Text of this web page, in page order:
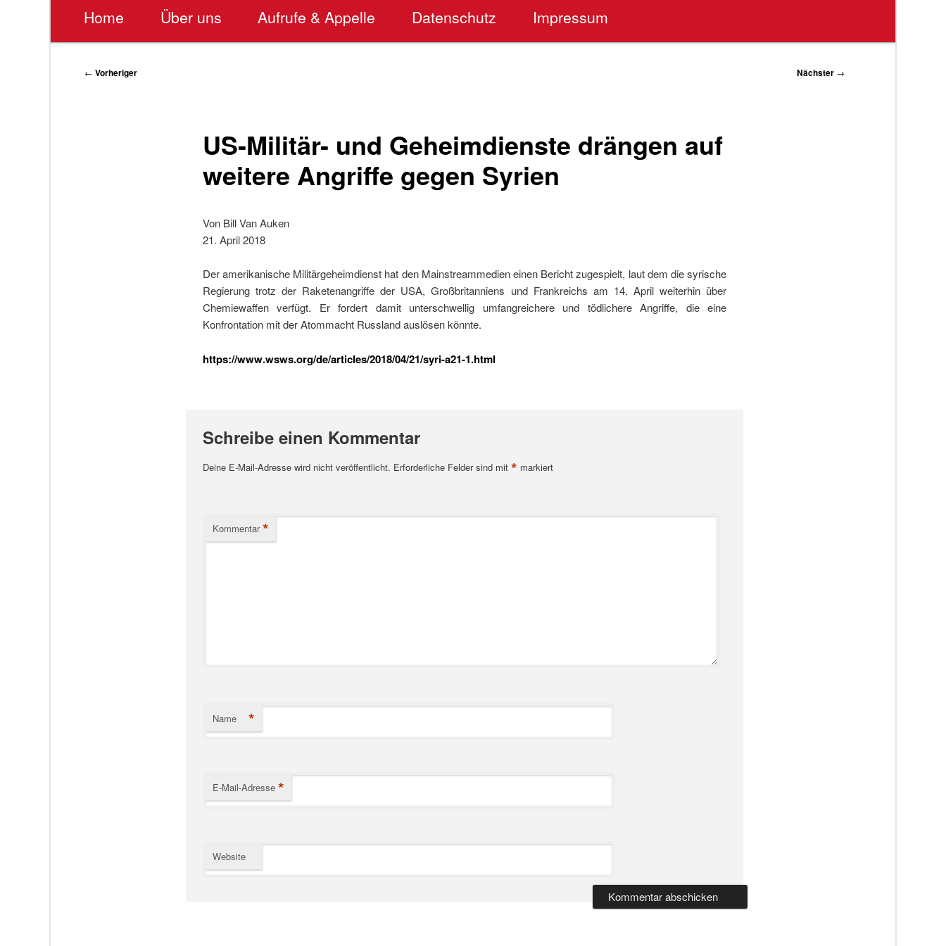
Home Über uns Aufrufe & Appelle Datenschutz Impressum
Beitragsnavigation
← Vorheriger Nächster →
US-Militär- und Geheimdienste drängen auf
weitere Angriffe gegen Syrien
Von Bill Van Auken
21. April 2018
Der amerikanische Militärgeheimdienst hat den Mainstreammedien einen Bericht zugespielt, laut dem die syrische
Regierung trotz der Raketenangriffe der USA, Großbritanniens und Frankreichs am 14. April weiterhin über
Chemiewaffen verfügt. Er fordert damit unterschwellig umfangreichere und tödlichere Angriffe, die eine
Konfrontation mit der Atommacht Russland auslösen könnte.
https://www.wsws.org/de/articles/2018/04/21/syri-a21-1.html
Schreibe einen Kommentar
Deine E-Mail-Adresse wird nicht veröffentlicht. Erforderliche Felder sind mit * markiert
Kommentar *
Name *
E-Mail-Adresse *
Website